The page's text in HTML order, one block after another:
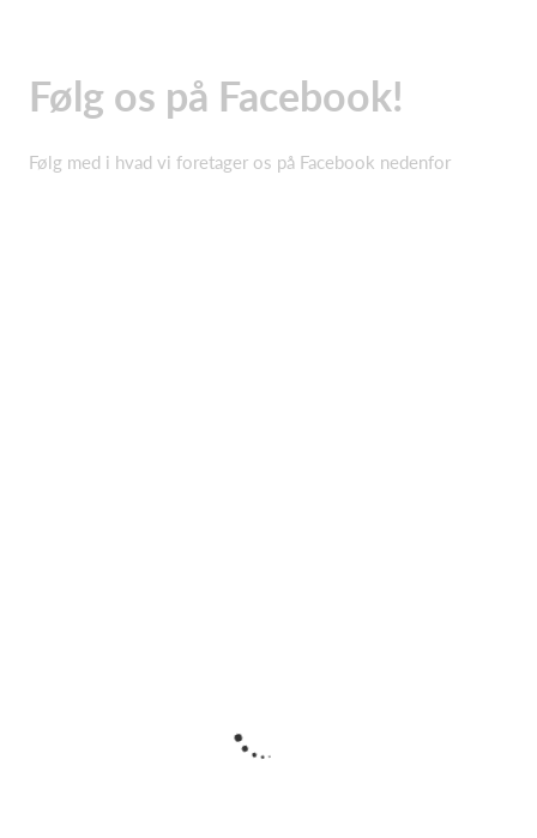
Følg os på Facebook!
Følg med i hvad vi foretager os på Facebook nedenfor